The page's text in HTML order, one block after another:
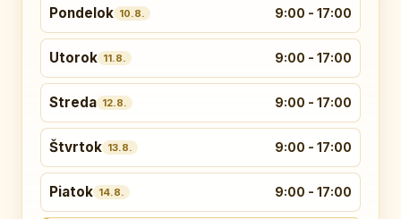
Pondelok 10.8. 9:00 - 17:00
Utorok 11.8. 9:00 - 17:00
Streda 12.8. 9:00 - 17:00
Štvrtok 13.8. 9:00 - 17:00
Piatok 14.8. 9:00 - 17:00